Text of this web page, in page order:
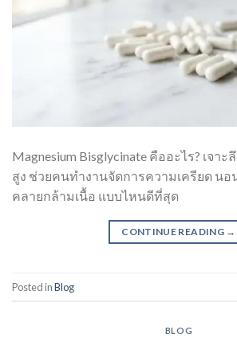
Magnesium Bisglycinate คืออะไร? เจา
สูง ช่วยคนทำงานจัดการความเครียด น
คลายกล้ามเนื้อ แบบไหนดีที่สุด
CONTINUE READING →
Posted inBlog
BLOG